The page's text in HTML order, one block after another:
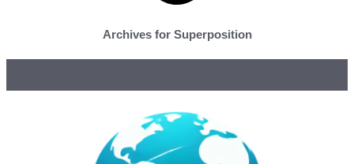
Archives for Superposition